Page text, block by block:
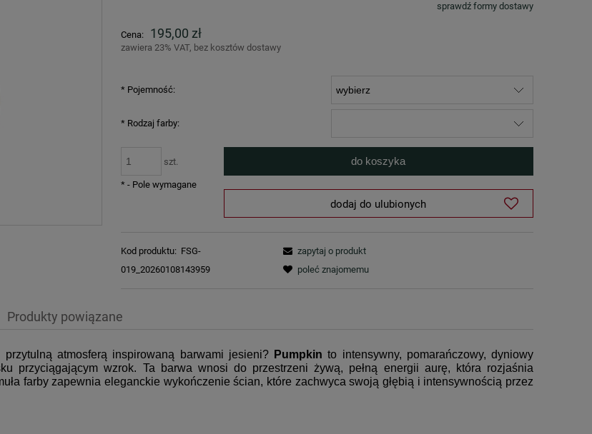
Cena nie zawiera ewentualnych kosztów
płatności
sprawdź formy dostawy
Cena: 195,00 zł
zawiera 23% VAT, bez kosztów dostawy
*Pojemność:
*Rodzaj farby:
szt. do koszyka
dodaj do ulubionych
*- Pole wymagane
Kod produktu: FSG-
019_20260108143959
zapytaj o produkt
poleć znajomemu
nie zawiera ewentualnych kosztów
Produkty powiązane
atmosferą inspirowaną barwami jesieni? Pumpkin to intensywny, pomarańczowy, dyniowy
przyciągającym wzrok. Ta barwa wnosi do przestrzeni żywą, pełną energii aurę, która rozjaśnia
farby zapewnia eleganckie wykończenie ścian, które zachwyca swoją głębią i intensywnością przez